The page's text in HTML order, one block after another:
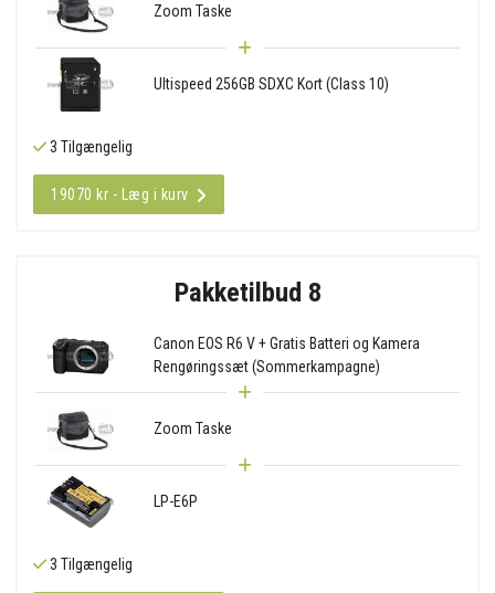
Zoom Taske
Ultispeed 256GB SDXC Kort (Class 10)
3 Tilgængelig
19070 kr - Læg i kurv
Pakketilbud 8
Canon EOS R6 V + Gratis Batteri og Kamera
Rengøringssæt (Sommerkampagne)
Zoom Taske
LP-E6P
3 Tilgængelig